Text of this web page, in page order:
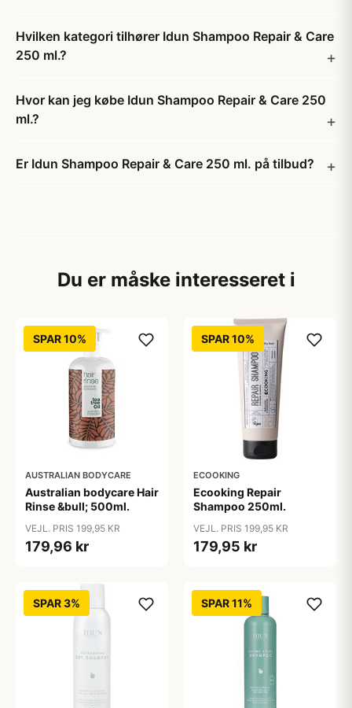
Hvilken kategori tilhører Idun Shampoo Repair & Care
250 ml.?
Hvor kan jeg købe Idun Shampoo Repair & Care 250
ml.?
Er Idun Shampoo Repair & Care 250 ml. på tilbud?
Du er måske interesseret i
SPAR 10%
AUSTRALIAN BODYCARE
Australian bodycare Hair
Rinse &bull; 500ml.
VEJL. PRIS 199,95 KR
179,96 kr
SPAR 10%
ECOOKING
Ecooking Repair
Shampoo 250ml.
VEJL. PRIS 199,95 KR
179,95 kr
SPAR 3% SPAR 11%